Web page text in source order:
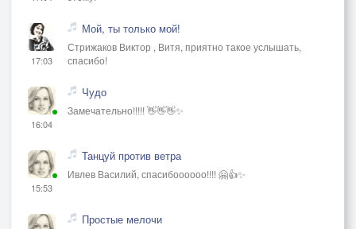
17:03
Мой, ты только мой!
Стрижаков Виктор , Витя, приятно такое услышать,
спасибо!
16:04
Чудо
Замечательно!!!!! 👋👋👋✨
15:53
Танцуй против ветра
Ивлев Василий, спасибоооооо!!!! 🤗👍✨
Простые мелочи